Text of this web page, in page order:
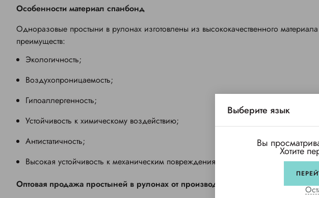
Особенности материал спанбонд
Одноразовые простыни в рулонах изготовлены из высококачественного
преимуществ:
Экологичность;
Воздухопроницаемость;
Гипоаллергенность;
Устойчивость к химическому воздействию;
Антистатичность;
Высокая устойчивость к механическим повреждениям.
Оптовая продажа простыней в рулонах от производителя
Выберите язык
Вы
Хотите